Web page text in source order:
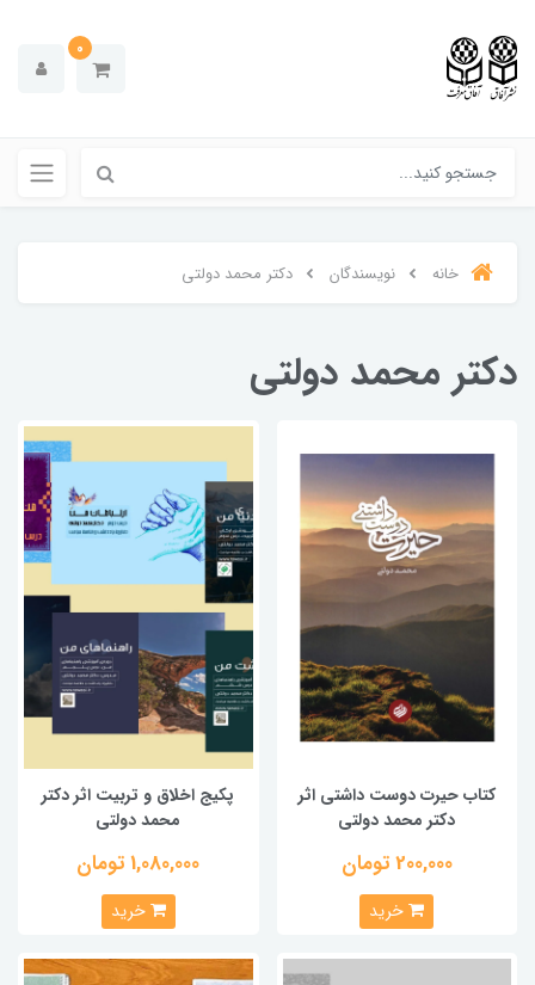
0
خانه نویسندگان دکتر محمد دولتی
دکتر محمد دولتی
کتاب حیرت دوست داشتی اثر
دکتر محمد دولتی
200,000 تومان
خرید
پکیج اخلاق و تربیت اثر دکتر
محمد دولتی
1,080,000 تومان
خرید